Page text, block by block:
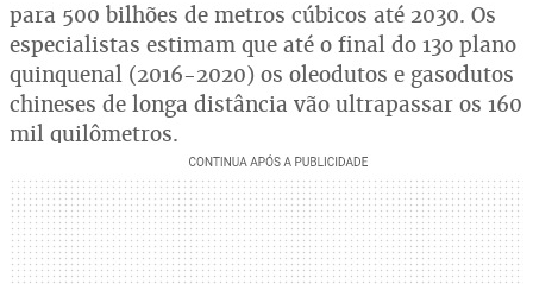
para 500 bilhões de metros cúbicos até 2030. Os
especialistas estimam que até o final do 13o plano
quinquenal (2016-2020) os oleodutos e gasodutos
chineses de longa distância vão ultrapassar os 160
mil quilômetros.